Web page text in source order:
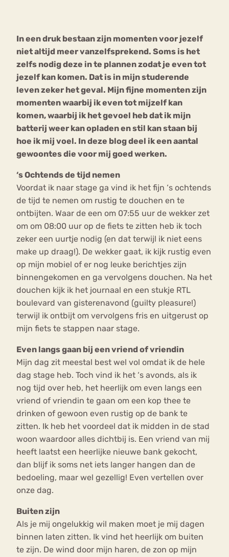
In een druk bestaan zijn momenten voor jezelf
niet altijd meer vanzelfsprekend. Soms is het
zelfs nodig deze in te plannen zodat je even tot
jezelf kan komen. Dat is in mijn studerende
leven zeker het geval. Mijn fijne momenten zijn
momenten waarbij ik even tot mijzelf kan
komen, waarbij ik het gevoel heb dat ik mijn
batterij weer kan opladen en stil kan staan bij
hoe ik mij voel. In deze blog deel ik een aantal
gewoontes die voor mij goed werken.
‘s Ochtends de tijd nemen
Voordat ik naar stage ga vind ik het fijn ‘s ochtends
de tijd te nemen om rustig te douchen en te
ontbijten. Waar de een om 07:55 uur de wekker zet
om om 08:00 uur op de fiets te zitten heb ik toch
zeker een uurtje nodig (en dat terwijl ik niet eens
make up draag!). De wekker gaat, ik kijk rustig even
op mijn mobiel of er nog leuke berichtjes zijn
binnengekomen en ga vervolgens douchen. Na het
douchen kijk ik het journaal en een stukje RTL
boulevard van gisterenavond (guilty pleasure!)
terwijl ik ontbijt om vervolgens fris en uitgerust op
mijn fiets te stappen naar stage.
Even langs gaan bij een vriend of vriendin
Mijn dag zit meestal best wel vol omdat ik de hele
dag stage heb. Toch vind ik het ‘s avonds, als ik
nog tijd over heb, het heerlijk om even langs een
vriend of vriendin te gaan om een kop thee te
drinken of gewoon even rustig op de bank te
zitten. Ik heb het voordeel dat ik midden in de stad
woon waardoor alles dichtbij is. Een vriend van mij
heeft laatst een heerlijke nieuwe bank gekocht,
dan blijf ik soms net iets langer hangen dan de
bedoeling, maar wel gezellig! Even vertellen over
onze dag.
Buiten zijn
Als je mij ongelukkig wil maken moet je mij dagen
binnen laten zitten. Ik vind het heerlijk om buiten
te zijn. De wind door mijn haren, de zon op mijn
Chat
Forum
mia
Nerv
osa
Eetstoornis Anorexia Nervosa
Eetbuien Piekeren Sport
Trauma
Orthorexia
Afvallen Angst